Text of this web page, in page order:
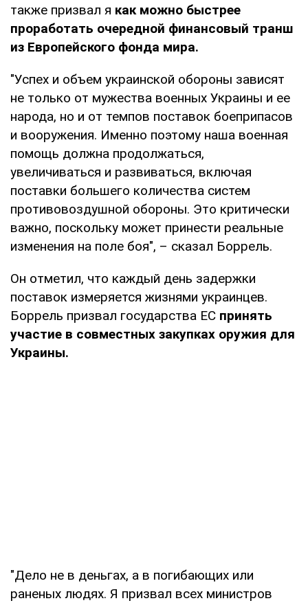
также призвал я как можно быстрее
проработать очередной финансовый транш
из Европейского фонда мира.
"Успех и объем украинской обороны зависят
не только от мужества военных Украины и ее
народа, но и от темпов поставок боеприпасов
и вооружения. Именно поэтому наша военная
помощь должна продолжаться,
увеличиваться и развиваться, включая
поставки большего количества систем
противовоздушной обороны. Это критически
важно, поскольку может принести реальные
изменения на поле боя", – сказал Боррель.
Он отметил, что каждый день задержки
поставок измеряется жизнями украинцев.
Боррель призвал государства ЕС принять
участие в совместных закупках оружия для
Украины.
"Дело не в деньгах, а в погибающих или
раненых людях. Я призвал всех министров